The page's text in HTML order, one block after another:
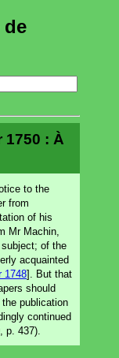
de
1750 : À
to the
from
of his
Mr Machin,
of the
acquainted
1748]. But that
should
publication
continued
p. 437).